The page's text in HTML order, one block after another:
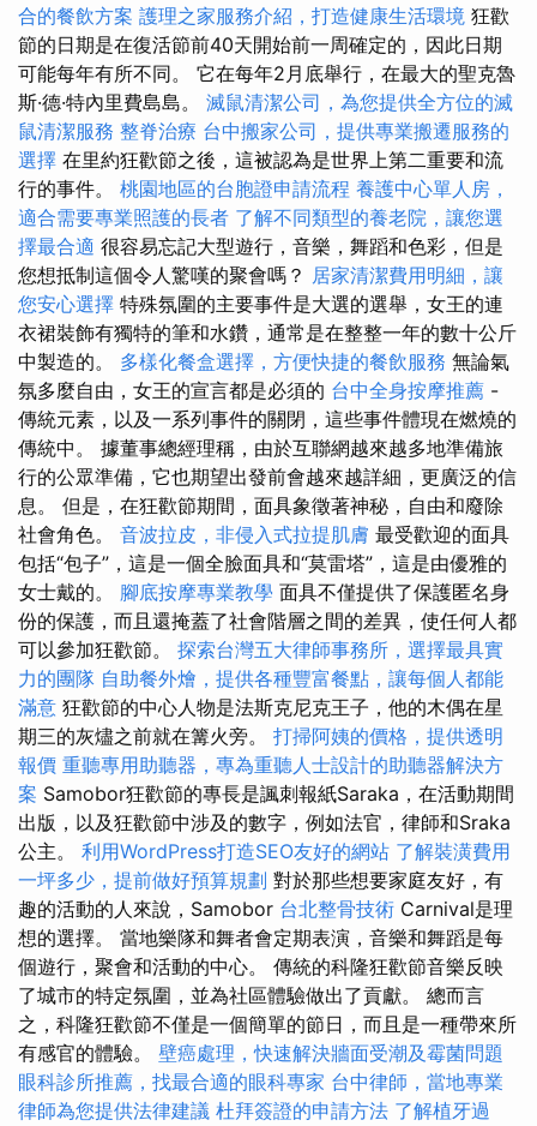
合的餐飲方案 護理之家服務介紹，打造健康生活環境 狂歡
節的日期是在復活節前40天開始前一周確定的，因此日期
可能每年有所不同。 它在每年2月底舉行，在最大的聖克魯
斯·德·特內里費島島。 滅鼠清潔公司，為您提供全方位的滅
鼠清潔服務 整脊治療 台中搬家公司，提供專業搬遷服務的
選擇 在里約狂歡節之後，這被認為是世界上第二重要和流
行的事件。 桃園地區的台胞證申請流程 養護中心單人房，
適合需要專業照護的長者 了解不同類型的養老院，讓您選
擇最合適 很容易忘記大型遊行，音樂，舞蹈和色彩，但是
您想抵制這個令人驚嘆的聚會嗎？ 居家清潔費用明細，讓
您安心選擇 特殊氛圍的主要事件是大選的選舉，女王的連
衣裙裝飾有獨特的筆和水鑽，通常是在整整一年的數十公斤
中製造的。 多樣化餐盒選擇，方便快捷的餐飲服務 無論氣
氛多麼自由，女王的宣言都是必須的 台中全身按摩推薦 -
傳統元素，以及一系列事件的關閉，這些事件體現在燃燒的
傳統中。 據董事總經理稱，由於互聯網越來越多地準備旅
行的公眾準備，它也期望出發前會越來越詳細，更廣泛的信
息。 但是，在狂歡節期間，面具象徵著神秘，自由和廢除
社會角色。 音波拉皮，非侵入式拉提肌膚 最受歡迎的面具
包括“包子”，這是一個全臉面具和“莫雷塔”，這是由優雅的
女士戴的。 腳底按摩專業教學 面具不僅提供了保護匿名身
份的保護，而且還掩蓋了社會階層之間的差異，使任何人都
可以參加狂歡節。 探索台灣五大律師事務所，選擇最具實
力的團隊 自助餐外燴，提供各種豐富餐點，讓每個人都能
滿意 狂歡節的中心人物是法斯克尼克王子，他的木偶在星
期三的灰燼之前就在篝火旁。 打掃阿姨的價格，提供透明
報價 重聽專用助聽器，專為重聽人士設計的助聽器解決方
案 Samobor狂歡節的專長是諷刺報紙Saraka，在活動期間
出版，以及狂歡節中涉及的數字，例如法官，律師和Sraka
公主。 利用WordPress打造SEO友好的網站 了解裝潢費用
一坪多少，提前做好預算規劃 對於那些想要家庭友好，有
趣的活動的人來說，Samobor 台北整骨技術 Carnival是理
想的選擇。 當地樂隊和舞者會定期表演，音樂和舞蹈是每
個遊行，聚會和活動的中心。 傳統的科隆狂歡節音樂反映
了城市的特定氛圍，並為社區體驗做出了貢獻。 總而言
之，科隆狂歡節不僅是一個簡單的節日，而且是一種帶來所
有感官的體驗。 壁癌處理，快速解決牆面受潮及霉菌問題
眼科診所推薦，找最合適的眼科專家 台中律師，當地專業
律師為您提供法律建議 杜拜簽證的申請方法 了解植牙過